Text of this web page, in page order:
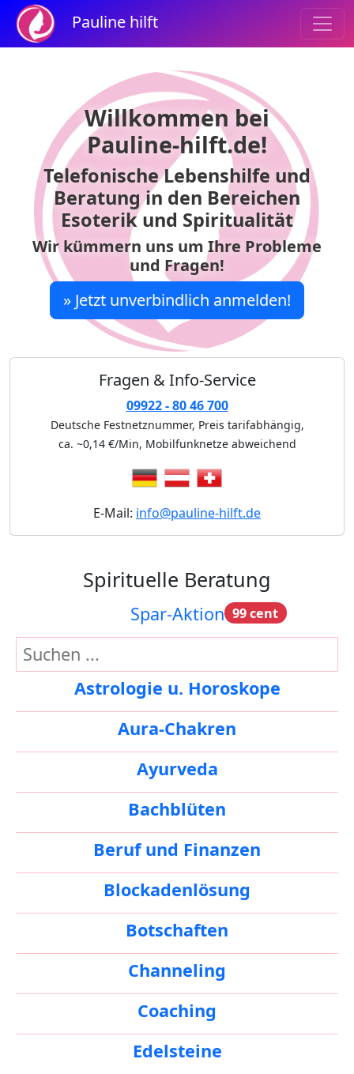
Pauline hilft
Willkommen bei
Pauline-hilft.de!
Telefonische Lebenshilfe und
Beratung in den Bereichen
Esoterik und Spiritualität
Wir kümmern uns um Ihre Probleme
und Fragen!
» Jetzt unverbindlich anmelden!
Fragen & Info-Service
09922 - 80 46 700
Deutsche Festnetznummer, Preis tarifabhängig,
ca. ~0,14 €/Min, Mobilfunknetze abweichend
E-Mail: info@pauline-hilft.de
Spirituelle Beratung
Spar-Aktion 99 cent
Astrologie u. Horoskope
Aura-Chakren
Ayurveda
Bachblüten
Beruf und Finanzen
Blockadenlösung
Botschaften
Channeling
Coaching
Edelsteine